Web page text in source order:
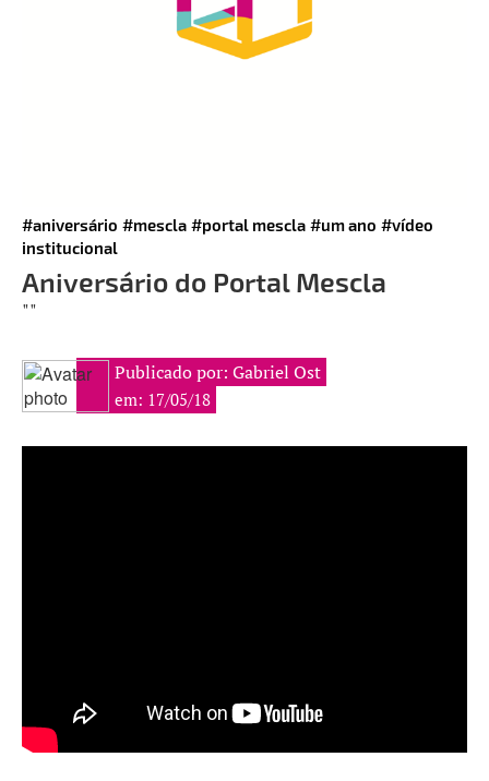
#aniversário #mescla #portal mescla #um ano #vídeo
institucional
Aniversário do Portal Mescla
""
Publicado por: Gabriel Ost
em: 17/05/18